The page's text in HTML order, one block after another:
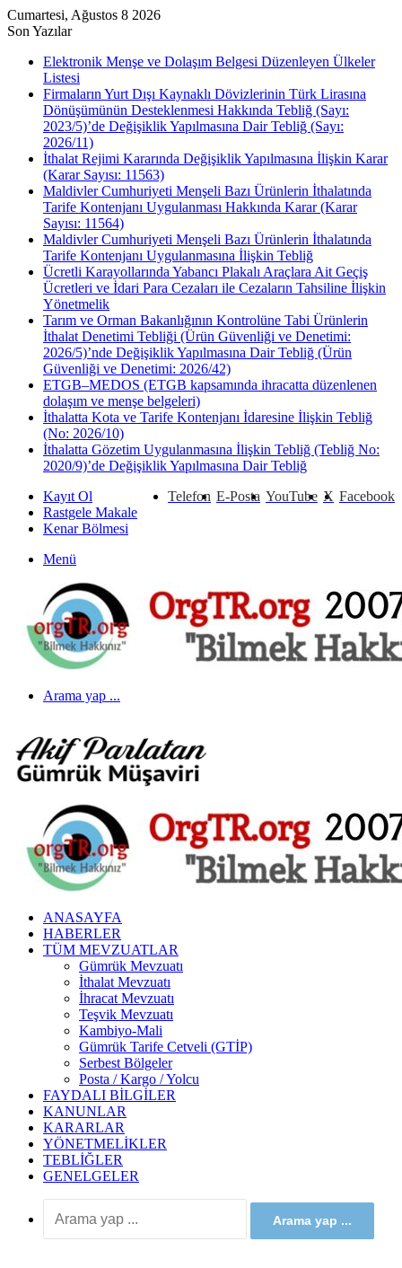
Cumartesi, Ağustos 8 2026
Son Yazılar
Elektronik Menşe ve Dolaşım Belgesi Düzenleyen Ülkeler
Listesi
Firmaların Yurt Dışı Kaynaklı Dövizlerinin Türk Lirasına
Dönüşümünün Desteklenmesi Hakkında Tebliğ (Sayı:
2023/5)’de Değişiklik Yapılmasına Dair Tebliğ (Sayı:
2026/11)
İthalat Rejimi Kararında Değişiklik Yapılmasına İlişkin Karar
(Karar Sayısı: 11563)
Maldivler Cumhuriyeti Menşeli Bazı Ürünlerin İthalatında
Tarife Kontenjanı Uygulanması Hakkında Karar (Karar
Sayısı: 11564)
Maldivler Cumhuriyeti Menşeli Bazı Ürünlerin İthalatında
Tarife Kontenjanı Uygulanmasına İlişkin Tebliğ
Ücretli Karayollarında Yabancı Plakalı Araçlara Ait Geçiş
Ücretleri ve İdari Para Cezaları ile Cezaların Tahsiline İlişkin
Yönetmelik
Tarım ve Orman Bakanlığının Kontrolüne Tabi Ürünlerin
İthalat Denetimi Tebliği (Ürün Güvenliği ve Denetimi:
2026/5)’nde Değişiklik Yapılmasına Dair Tebliğ (Ürün
Güvenliği ve Denetimi: 2026/42)
ETGB–MEDOS (ETGB kapsamında ihracatta düzenlenen
dolaşım ve menşe belgeleri)
İthalatta Kota ve Tarife Kontenjanı İdaresine İlişkin Tebliğ
(No: 2026/10)
İthalatta Gözetim Uygulanmasına İlişkin Tebliğ (Tebliğ No:
2020/9)’de Değişiklik Yapılmasına Dair Tebliğ
Facebook
X
YouTube
E-Posta
Telefon
Kayıt Ol
Rastgele Makale
Kenar Bölmesi
Menü
Arama yap ...
ANASAYFA
HABERLER
TÜM MEVZUATLAR
Gümrük Mevzuatı
İthalat Mevzuatı
İhracat Mevzuatı
Teşvik Mevzuatı
Kambiyo-Mali
Gümrük Tarife Cetveli (GTİP)
Serbest Bölgeler
Posta / Kargo / Yolcu
FAYDALI BILGILER
KANUNLAR
KARARLAR
YÖNETMELIKLER
TEBLIĞLER
GENELGELER
Arama yap ...